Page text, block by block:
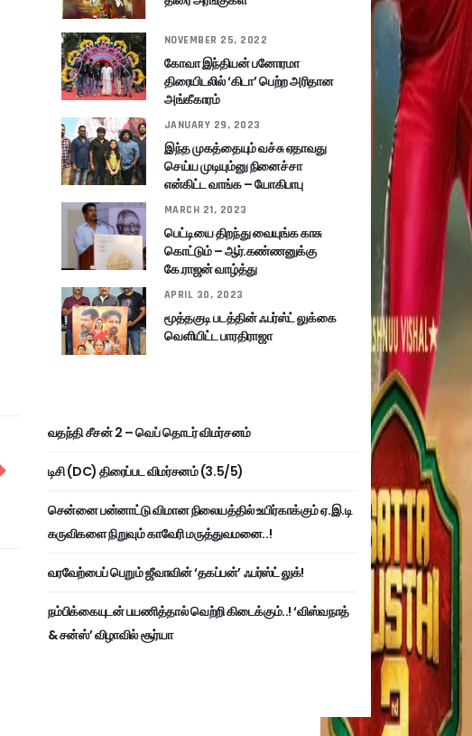
NOVEMBER 25, 2022
கோவா இந்தியன் பனோரமா
திரையிடலில் ‘கிடா’ பெற்ற அரிதான
அங்கீகாரம்
JANUARY 29, 2023
இந்த முகத்தையும் வச்சு ஏதாவது
செய்ய முடியும்னு நினைச்சா
என்கிட்ட வாங்க – யோகிபாபு
MARCH 21, 2023
பெட்டியை திறந்து வையுங்க காசு
கொட்டும் – ஆர்.கண்ணனுக்கு
கே.ராஜன் வாழ்த்து
APRIL 30, 2023
மூத்தகுடி படத்தின் ஃபர்ஸ்ட் லுக்கை
வெளியிட்ட பாரதிராஜா
வதந்தி சீசன் 2 – வெப் தொடர் விமர்சனம்
டிசி (DC) திரைப்பட விமர்சனம் (3.5/5)
சென்னை பன்னாட்டு விமான நிலையத்தில் உயிர்காக்கும் ஏ.இ.டி
கருவிகளை நிறுவும் காவேரி மருத்துவமனை..!
வரவேற்பைப் பெறும் ஜீவாவின் ‘தகப்பன்’ ஃபர்ஸ்ட் லுக்!
நம்பிக்கையுடன் பயணித்தால் வெற்றி கிடைக்கும்..! ‘விஸ்வநாத்
& சன்ஸ்’ விழாவில் சூர்யா